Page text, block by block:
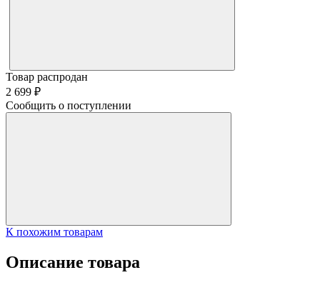
Товар распродан
2 699 ₽
Сообщить о поступлении
К похожим товарам
Описание товара